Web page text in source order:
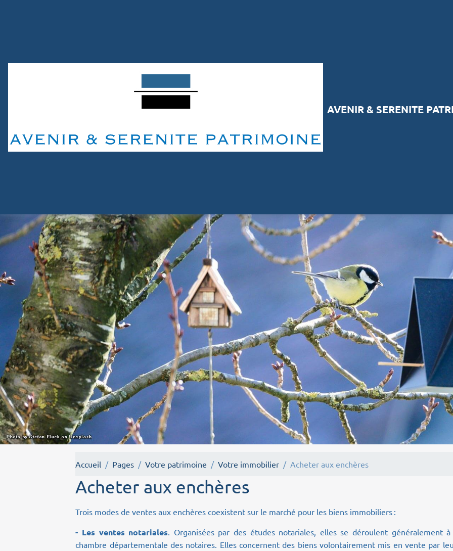
AVENIR & SERENITE
Accueil Pages Votre patrimoine Votre immobilier Acheter aux enchères
Acheter aux enchères
Trois modes de ventes aux enchères coexistent sur le marché pour les biens immobiliers :
- Les ventes notariales. Organisées par des études notariales, elles se déroulent généralement
chambre départementale des notaires. Elles concernent des biens volontairement mis en vente par